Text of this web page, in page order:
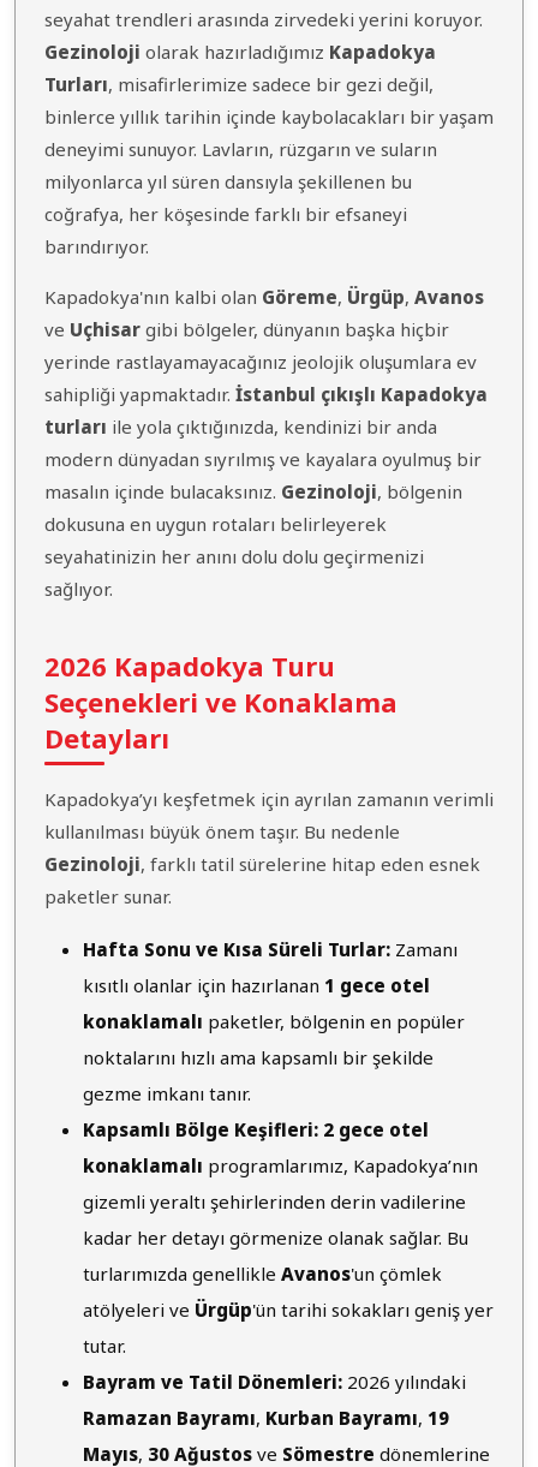
seyahat trendleri arasında zirvedeki yerini koruyor.
Gezinoloji olarak hazırladığımız Kapadokya
Turları, misafirlerimize sadece bir gezi değil,
binlerce yıllık tarihin içinde kaybolacakları bir yaşam
deneyimi sunuyor. Lavların, rüzgarın ve suların
milyonlarca yıl süren dansıyla şekillenen bu
coğrafya, her köşesinde farklı bir efsaneyi
barındırıyor.
Kapadokya'nın kalbi olan Göreme, Ürgüp, Avanos
ve Uçhisar gibi bölgeler, dünyanın başka hiçbir
yerinde rastlayamayacağınız jeolojik oluşumlara ev
sahipliği yapmaktadır. İstanbul çıkışlı Kapadokya
turları ile yola çıktığınızda, kendinizi bir anda
modern dünyadan sıyrılmış ve kayalara oyulmuş bir
masalın içinde bulacaksınız. Gezinoloji, bölgenin
dokusuna en uygun rotaları belirleyerek
seyahatinizin her anını dolu dolu geçirmenizi
sağlıyor.
2026 Kapadokya Turu
Seçenekleri ve Konaklama
Detayları
Kapadokya’yı keşfetmek için ayrılan zamanın verimli
kullanılması büyük önem taşır. Bu nedenle
Gezinoloji, farklı tatil sürelerine hitap eden esnek
paketler sunar.
Hafta Sonu ve Kısa Süreli Turlar: Zamanı
kısıtlı olanlar için hazırlanan 1 gece otel
konaklamalı paketler, bölgenin en popüler
noktalarını hızlı ama kapsamlı bir şekilde
gezme imkanı tanır.
Kapsamlı Bölge Keşifleri: 2 gece otel
konaklamalı programlarımız, Kapadokya’nın
gizemli yeraltı şehirlerinden derin vadilerine
kadar her detayı görmenize olanak sağlar. Bu
turlarımızda genellikle Avanos'un çömlek
atölyeleri ve Ürgüp'ün tarihi sokakları geniş yer
tutar.
Bayram ve Tatil Dönemleri: 2026 yılındaki
Ramazan Bayramı, Kurban Bayramı, 19
Mayıs, 30 Ağustos ve Sömestre dönemlerine